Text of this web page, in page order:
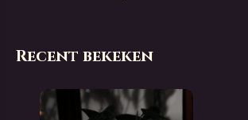
Recent bekeken